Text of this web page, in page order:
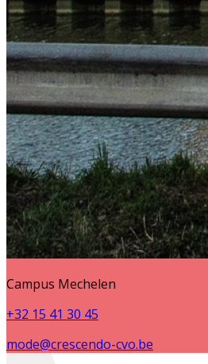
Campus Mechelen
+32 15 41 30 45
mode@crescendo-cvo.be